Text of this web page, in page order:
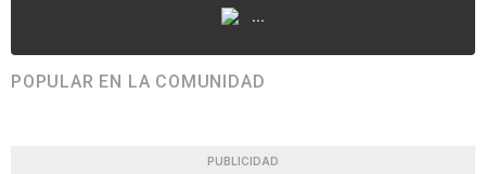
...
POPULAR EN LA COMUNIDAD
PUBLICIDAD